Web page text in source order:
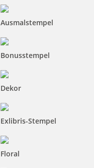
Ausmalstempel
Bonusstempel
Dekor
Exlibris-Stempel
Floral